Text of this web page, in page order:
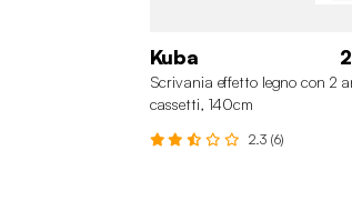
Kuba
Scrivania effetto legno con 2
cassetti, 140cm
2.3 (6)